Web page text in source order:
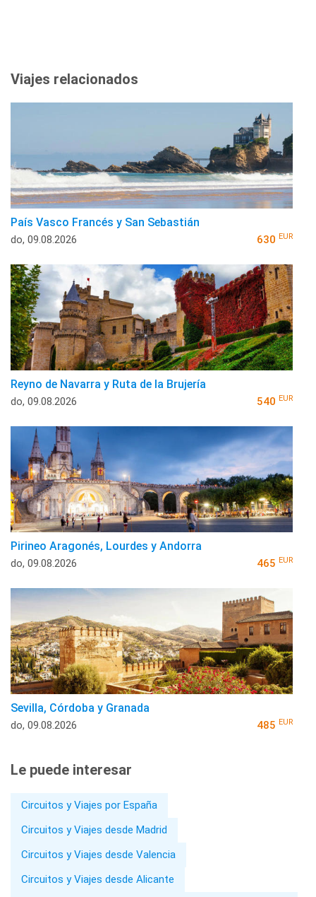
Viajes relacionados
País Vasco Francés y San Sebastián
do, 09.08.2026 630 EUR
Reyno de Navarra y Ruta de la Brujería
do, 09.08.2026 540 EUR
Pirineo Aragonés, Lourdes y Andorra
do, 09.08.2026 465 EUR
Sevilla, Córdoba y Granada
do, 09.08.2026 485 EUR
Le puede interesar
Circuitos y Viajes por España
Circuitos y Viajes desde Madrid
Circuitos y Viajes desde Valencia
Circuitos y Viajes desde Alicante